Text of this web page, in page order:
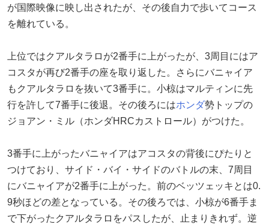
が国際映像に映し出されたが、その後自力で歩いてコース
を離れている。
上位ではクアルタラロが2番手に上がったが、3周目にはア
コスタが再び2番手の座を取り返した。さらにバニャイア
もクアルタラロを抜いて3番手に。小椋はマルティンに先
行を許して7番手に後退。その後ろにはホンダ勢トップの
ジョアン・ミル（ホンダHRCカストロール）がつけた。
3番手に上がったバニャイアはアコスタの背後にぴたりと
つけており、サイド・バイ・サイドのバトルの末、7周目
にバニャイアが2番手に上がった。前のベッツェッキとは0.
9秒ほどの差となっている。その後ろでは、小椋が6番手ま
で下がったクアルタラロをパスしたが、止まりきれず。逆